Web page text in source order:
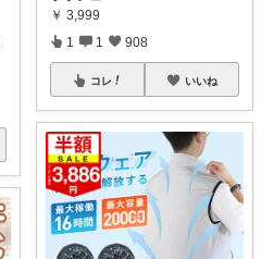
￥ 3,999
1 1 908
コレ いいね